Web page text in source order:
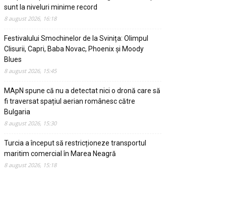
sunt la niveluri minime record
8 august 2026, 16:18
Festivalului Smochinelor de la Svinița: Olimpul
Clisurii, Capri, Baba Novac, Phoenix și Moody
Blues
8 august 2026, 15:45
MApN spune că nu a detectat nici o dronă care să
fi traversat spațiul aerian românesc către
Bulgaria
8 august 2026, 15:30
Turcia a început să restricționeze transportul
maritim comercial în Marea Neagră
8 august 2026, 15:18